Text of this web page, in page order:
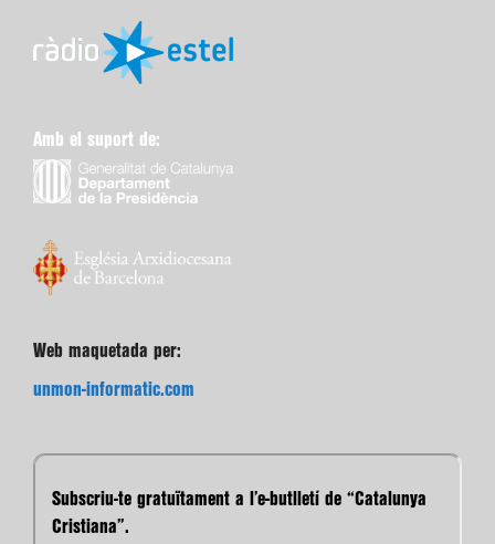
Amb el suport de:
Web maquetada per:
unmon-informatic.com
Subscriu-te gratuïtament a l’e-butlletí de “Catalunya
Cristiana”.